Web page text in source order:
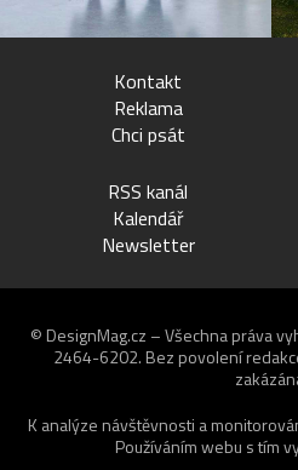
Kontakt
Reklama
Chci psát
RSS kanál
Kalendář
Newsletter
© DesignMag.cz – Všechna práva
2464-6202. Bez povolení
K analýze návštěvnosti a
Používáním webu s tím